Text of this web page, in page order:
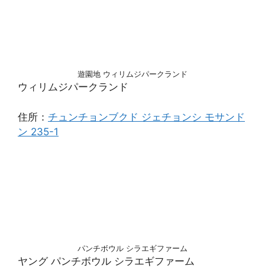
遊園地 ウィリムジパークランド
ウィリムジパークランド
住所： チュンチョンブクド ジェチョンシ モサンド
ン 235-1
パンチボウル シラエギファーム
ヤング パンチボウル シラエギファーム